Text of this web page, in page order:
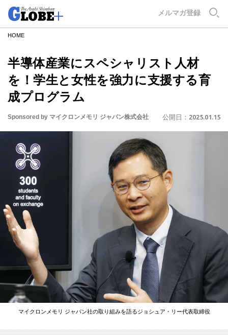
メルマガ登録
HOME
半導体産業にスペシャリスト人材
を！学生と女性を強力に支援する育
成プログラム
Sponsored by マイクロンメモリ ジャパン株式会社 公開日： 2025.01.15
マイクロンメモリ ジャパン社の取り組みを語るジョシュア・リー代表取締役